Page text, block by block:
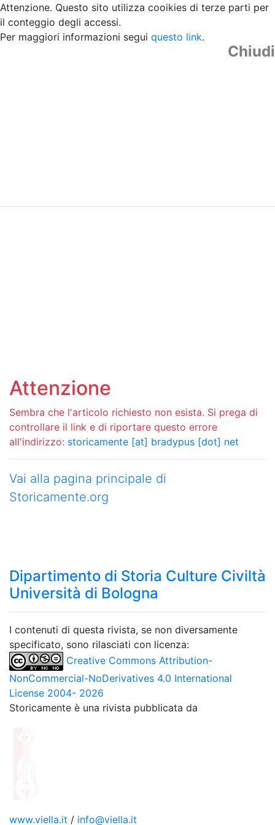
Attenzione. Questo sito utilizza cooikies di terze parti per
il conteggio degli accessi.
Per maggiori informazioni segui questo link.
Chiudi
Attenzione
Sembra che l'articolo richiesto non esista. Si prega di
controllare il link e di riportare questo errore
all'indirizzo: storicamente [at] bradypus [dot] net
Vai alla pagina principale di
Storicamente.org
Dipartimento di Storia Culture Civiltà
Università di Bologna
I contenuti di questa rivista, se non diversamente
specificato, sono rilasciati con licenza:
Creative Commons Attribution-
NonCommercial-NoDerivatives 4.0 International
License 2004- 2026
Storicamente è una rivista pubblicata da
www.viella.it / info@viella.it